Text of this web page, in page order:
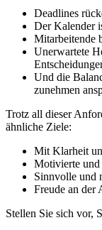
Deadlines
Der Kalender
Mitarbeitende
Unerwartete
Und die
zunehmen
Trotz all dieser
ähnliche Ziele:
Mit Klarheit
Motivierte und
Sinnvolle und
Freude an der
Stellen Sie sich vor,